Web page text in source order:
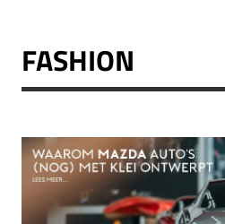
FASHION